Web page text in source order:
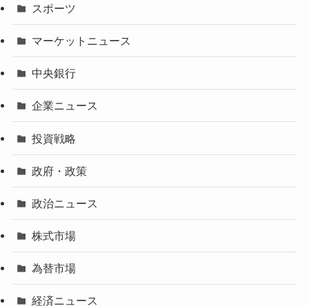
スポーツ
マーケットニュース
中央銀行
企業ニュース
投資戦略
政府・政策
政治ニュース
株式市場
為替市場
経済ニュース